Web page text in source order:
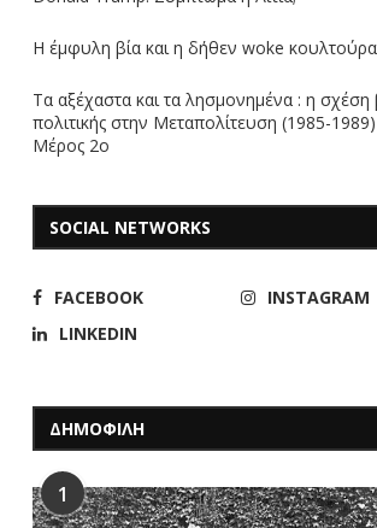
Η έμφυλη βία και η δήθεν woke κουλτούρα
Τα αξέχαστα και τα λησμονημένα : η σχέση
πολιτικής στην Μεταπολίτευση (1985-
Μέρος 2ο
SOCIAL NETWORKS
FACEBOOK
INSTAGRAM
LINKEDIN
ΔΗΜΟΦΙΛΗ
1